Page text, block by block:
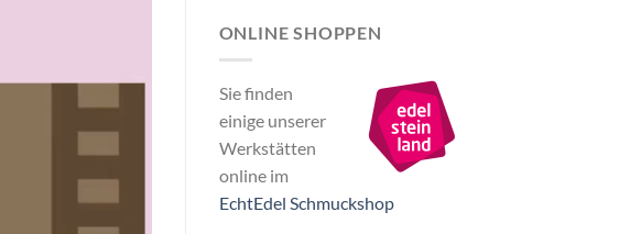
ONLINE SHOPPEN
Sie finden
einige unserer
Werkstätten
online im
EchtEdel Schmuckshop